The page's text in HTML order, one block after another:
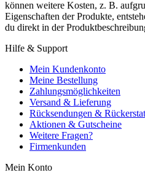
können weitere Kosten, z. B.
Eigenschaften der Produkte,
du direkt in der
Hilfe & Support
Mein Kundenkonto
Meine Bestellung
Zahlungsmöglichkeiten
Versand & Lieferung
Rücksendungen &
Aktionen & Gutscheine
Weitere Fragen?
Firmenkunden
Mein Konto